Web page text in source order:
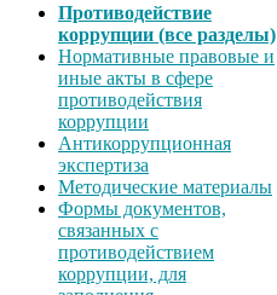
Противодействие
коррупции (все разделы)
Нормативные правовые и
иные акты в сфере
противодействия
коррупции
Антикоррупционная
экспертиза
Методические материалы
Формы документов,
связанных с
противодействием
коррупции, для